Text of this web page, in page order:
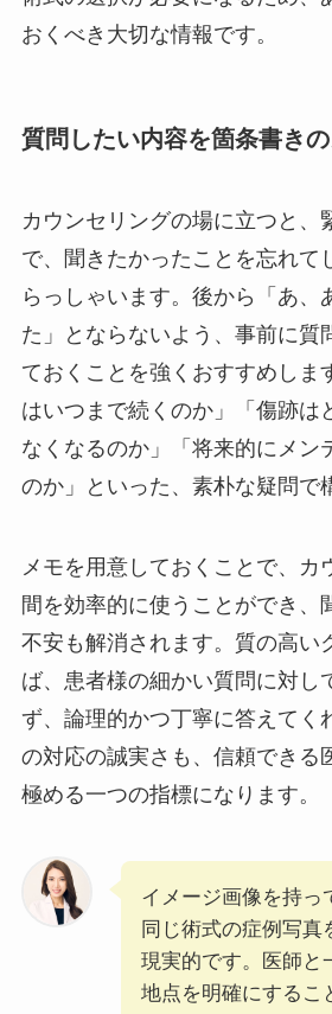
おくべき大切な情報です。
質問したい内容を箇条書き
カウンセリングの場に立つと、
で、聞きたかったことを忘れて
らっしゃいます。後から「あ、
た」とならないよう、事前に質
ておくことを強くおすすめしま
はいつまで続くのか」「傷跡は
なくなるのか」「将来的にメン
のか」といった、素朴な疑問で
メモを用意しておくことで、カ
間を効率的に使うことができ、
不安も解消されます。質の高い
ば、患者様の細かい質問に対し
ず、論理的かつ丁寧に答えてく
の対応の誠実さも、信頼できる
極める一つの指標になります。
イメージ画像を持っ
同じ術式の症例写真
現実的です。医師と
地点を明確にするこ